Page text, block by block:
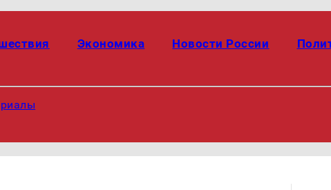
Экономика Новости России